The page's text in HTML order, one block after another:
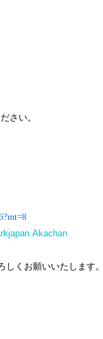
さい。
くお願いいたします。